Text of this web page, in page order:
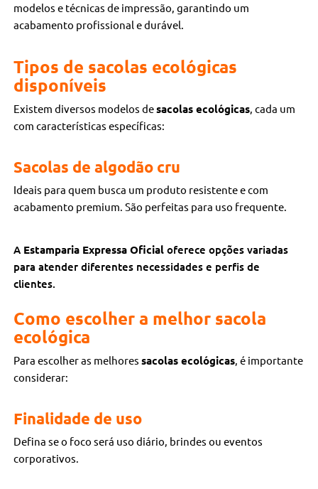
modelos e técnicas de impressão, garantindo um
acabamento profissional e durável.
Tipos de sacolas ecológicas
disponíveis
Existem diversos modelos desacolas ecológicas, cada um
com características específicas:
Sacolas de algodão cru
Ideais para quem busca um produto resistente e com
acabamento premium. São perfeitas para uso frequente.
A Estamparia Expressa Oficial oferece opções variadas
para atender diferentes necessidades e perfis de
clientes.
Como escolher a melhor sacola
ecológica
Para escolher as melhoressacolas ecológicas, é importante
considerar:
Finalidade de uso
Defina se o foco será uso diário, brindes ou eventos
corporativos.